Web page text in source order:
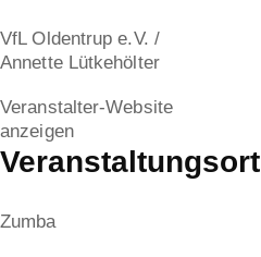
Veranstaltungsort
Zumba
VfL Oldentrup e.V. /
Annette Lütkehölter
Veranstalter-Website
anzeigen